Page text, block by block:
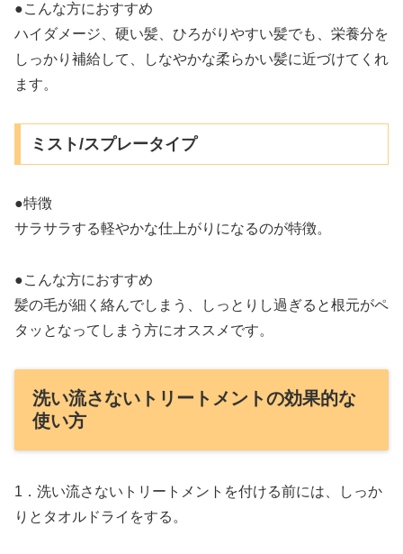
●こんな方におすすめ
ハイダメージ、硬い髪、ひろがりやすい髪でも、栄養分を
しっかり補給して、しなやかな柔らかい髪に近づけてくれ
ます。
ミスト/スプレータイプ
●特徴
サラサラする軽やかな仕上がりになるのが特徴。
●こんな方におすすめ
髪の毛が細く絡んでしまう、しっとりし過ぎると根元がペ
タッとなってしまう方にオススメです。
洗い流さないトリートメントの効果的な
使い方
1．洗い流さないトリートメントを付ける前には、しっか
りとタオルドライをする。